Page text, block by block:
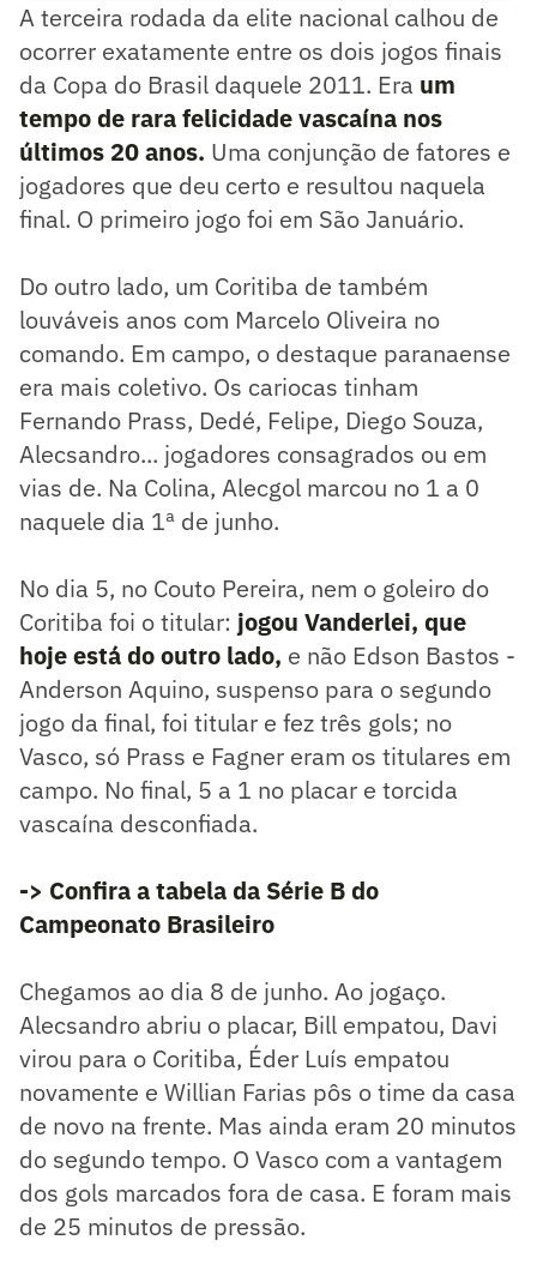
A terceira rodada da elite nacional calhou de
ocorrer exatamente entre os dois jogos finais
da Copa do Brasil daquele 2011. Era um
tempo de rara felicidade vascaína nos
últimos 20 anos. Uma conjunção de fatores e
jogadores que deu certo e resultou naquela
final. O primeiro jogo foi em São Januário.
Do outro lado, um Coritiba de também
louváveis anos com Marcelo Oliveira no
comando. Em campo, o destaque paranaense
era mais coletivo. Os cariocas tinham
Fernando Prass, Dedé, Felipe, Diego Souza,
Alecsandro... jogadores consagrados ou em
vias de. Na Colina, Alecgol marcou no 1 a 0
naquele dia 1ª de junho.
No dia 5, no Couto Pereira, nem o goleiro do
Coritiba foi o titular: jogou Vanderlei, que
hoje está do outro lado, e não Edson Bastos -
Anderson Aquino, suspenso para o segundo
jogo da final, foi titular e fez três gols; no
Vasco, só Prass e Fagner eram os titulares em
campo. No final, 5 a 1 no placar e torcida
vascaína desconfiada.
-> Confira a tabela da Série B do
Campeonato Brasileiro
Chegamos ao dia 8 de junho. Ao jogaço.
Alecsandro abriu o placar, Bill empatou, Davi
virou para o Coritiba, Éder Luís empatou
novamente e Willian Farias pôs o time da casa
de novo na frente. Mas ainda eram 20 minutos
do segundo tempo. O Vasco com a vantagem
dos gols marcados fora de casa. E foram mais
de 25 minutos de pressão.